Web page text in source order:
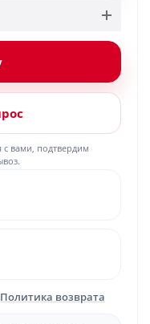
с вами, подтвердим
Политика возврата